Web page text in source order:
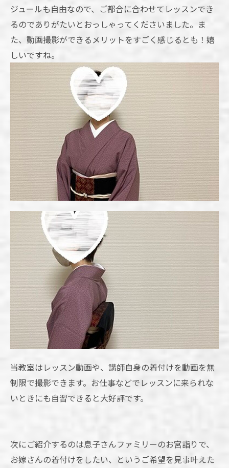
ジュールも自由なので、ご都合に合わせてレッスンでき
るのでありがたいとおっしゃってくださいました。ま
た、動画撮影ができるメリットをすごく感じるとも！嬉
しいですね。
当教室はレッスン動画や、講師自身の着付けを動画を無
制限で撮影できます。お仕事などでレッスンに来られな
いときにも自習できると大好評です。
次にご紹介するのは息子さんファミリーのお宮詣りで、
お嫁さんの着付けをしたい、というご希望を見事叶えた